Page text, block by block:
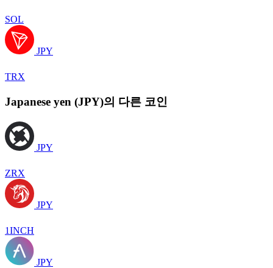
SOL
JPY
TRX
Japanese yen (JPY)의 다른 코인
JPY
ZRX
JPY
1INCH
JPY